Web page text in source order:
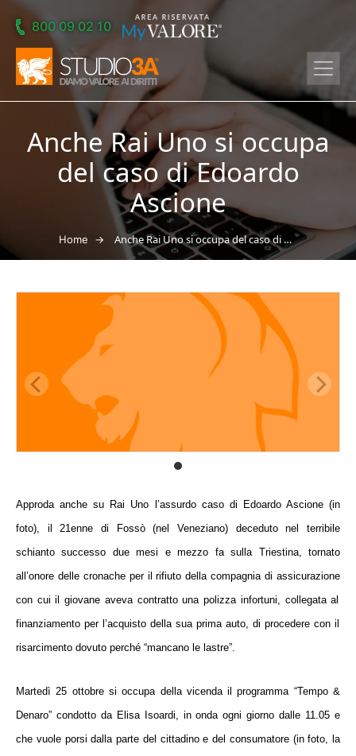
Skip to main content
800 09 02 10
Anche Rai Uno si occupa
del caso di Edoardo
Ascione
Home → Anche Rai Uno si occupa del caso di Edoardo Ascione
Approda anche su Rai Uno l’assurdo caso di
Edoardo Ascione (in
foto), il21enne di Fossò(nel Veneziano) deceduto nelterribile
schianto successo due mesi e mezzo fa sulla Triestina, tornato
all’onore delle cronache per ilrifiuto della compagnia di assicurazione
con cui il giovane aveva contratto unapolizza infortuni, collegata al
finanziamento per l’acquisto della sua prima auto, di procedere con il
risarcimento dovuto perché “mancano le lastre”.
Martedì 25 ottobre si occupa della vicenda il programma “Tempo &
Denaro” condotto da Elisa Isoardi, in onda ogni giorno dalle 11.05e
che vuole porsi dalla parte del cittadino e del consumatore (in foto, la